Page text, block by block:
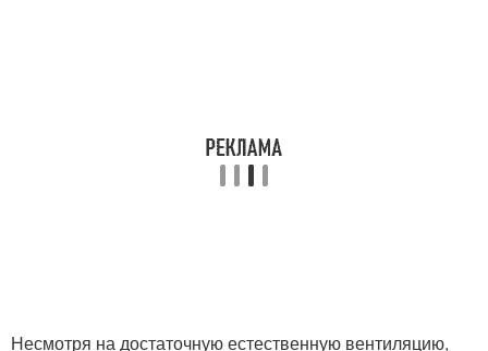
Несмотря на достаточную естественную вентиляцию,